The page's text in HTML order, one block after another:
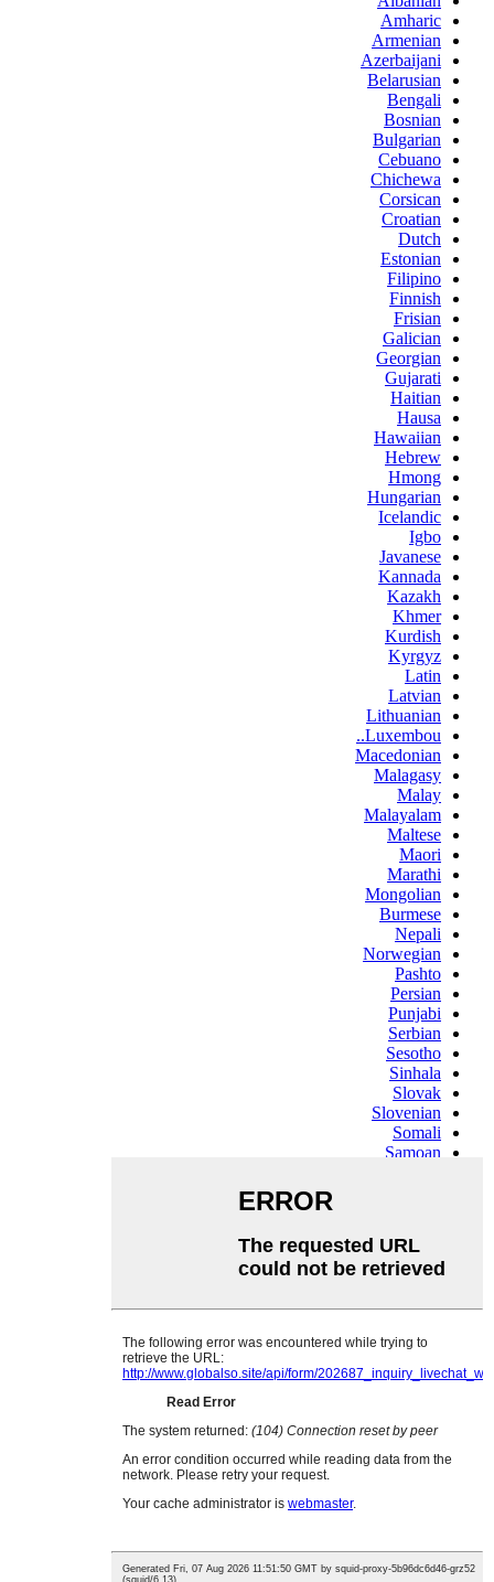
Amharic
Armenian
Azerbaijani
Belarusian
Bengali
Bosnian
Bulgarian
Cebuano
Chichewa
Corsican
Croatian
Dutch
Estonian
Filipino
Finnish
Frisian
Galician
Georgian
Gujarati
Haitian
Hausa
Hawaiian
Hebrew
Hmong
Hungarian
Icelandic
Igbo
Javanese
Kannada
Kazakh
Khmer
Kurdish
Kyrgyz
Latin
Latvian
Lithuanian
Luxembou..
Macedonian
Malagasy
Malay
Malayalam
Maltese
Maori
Marathi
Mongolian
Burmese
Nepali
Norwegian
Pashto
Persian
Punjabi
Serbian
Sesotho
Sinhala
Slovak
Slovenian
Somali
Samoan
Swahili
Tajik
Telugu
Ukrainian
Urdu
Welsh
Xhosa
Yiddish
Tatar
Oriya